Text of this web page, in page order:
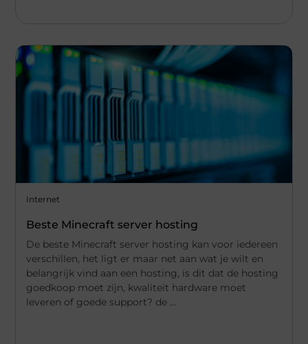
Internet
Beste Minecraft server hosting
De beste Minecraft server hosting kan voor iedereen
verschillen, het ligt er maar net aan wat je wilt en
belangrijk vind aan een hosting, is dit dat de hosting
goedkoop moet zijn, kwaliteit hardware moet
leveren of goede support? de ...